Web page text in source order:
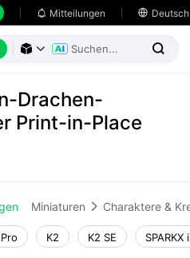
 Mitteilungen  Deutsch
  
Drachen-
Print-in-Place
Miniaturen  Charaktere &
K2 K2 SE SPARKX